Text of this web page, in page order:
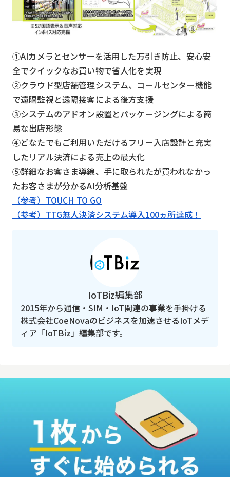
①AIカメラとセンサーを活用した万引き防止、安心安
全でクイックなお買い物で省人化を実現
②クラウド型店舗管理システム、コールセンター機能
で遠隔監視と遠隔接客による後方支援
③システムのアドオン設置とパッケージングによる簡
易な出店形態
④どなたでもご利用いただけるフリー入店設計と充実
したリアル決済による売上の最大化
⑤詳細なお客さま導線、手に取られたが買われなかっ
たお客さまが分かるAI分析基盤
（参考）TOUCH TO GO
（参考）TTG無人決済システム導入100ヵ所達成！
IoTBiz編集部
2015年から通信・SIM・IoT関連の事業を手掛ける
株式会社CoeNovaのビジネスを加速させるIoTメデ
ィア「IoTBiz」編集部です。